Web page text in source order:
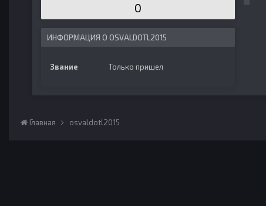
0
ИНФОРМАЦИЯ О OSVALDOTL2015
Звание Только пришел
Главная osvaldotl2015